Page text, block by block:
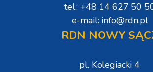
tel.: +48 14 627 50
e-mail: info@rdn.pl
RDN NOWY
pl. Kolegiacki 4